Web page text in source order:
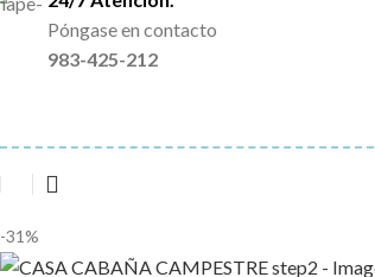
Póngase en contacto
983-425-212
-31%